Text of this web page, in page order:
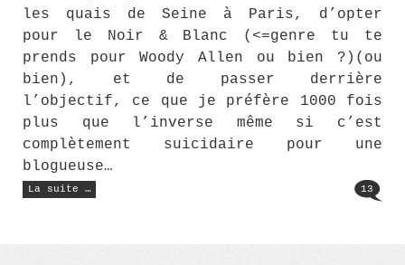
les quais de Seine à Paris, d’opter
pour le Noir & Blanc (<=genre tu te
prends pour Woody Allen ou bien ?)(ou
bien), et de passer derrière
l’objectif, ce que je préfère 1000 fois
plus que l’inverse même si c’est
complètement suicidaire pour une
blogueuse…
La suite …
« Roman
photo
13